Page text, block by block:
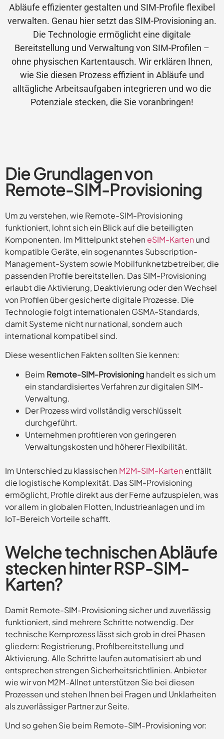
Abläufe effizienter gestalten und SIM-Profile flexibel
verwalten. Genau hier setzt das SIM-Provisioning an.
Die Technologie ermöglicht eine digitale
Bereitstellung und Verwaltung von SIM-Profilen –
ohne physischen Kartentausch. Wir erklären Ihnen,
wie Sie diesen Prozess effizient in Abläufe und
alltägliche Arbeitsaufgaben integrieren und wo die
Potenziale stecken, die Sie voranbringen!
Die Grundlagen von
Remote-SIM-Provisioning
Um zu verstehen, wie Remote-SIM-Provisioning
funktioniert, lohnt sich ein Blick auf die beteiligten
Komponenten. Im Mittelpunkt stehen eSIM-Karten und
kompatible Geräte, ein sogenanntes Subscription-
Management-System sowie Mobilfunknetzbetreiber, die
passenden Profile bereitstellen. Das SIM-Provisioning
erlaubt die Aktivierung, Deaktivierung oder den Wechsel
von Profilen über gesicherte digitale Prozesse. Die
Technologie folgt internationalen GSMA-Standards,
damit Systeme nicht nur national, sondern auch
international kompatibel sind.
Diese wesentlichen Fakten sollten Sie kennen:
Beim Remote-SIM-Provisioning handelt es sich um
ein standardisiertes Verfahren zur digitalen SIM-
Verwaltung.
Der Prozess wird vollständig verschlüsselt
durchgeführt.
Unternehmen profitieren von geringeren
Verwaltungskosten und höherer Flexibilität.
Im Unterschied zu klassischen M2M-SIM-Karten entfällt
die logistische Komplexität. Das SIM-Provisioning
ermöglicht, Profile direkt aus der Ferne aufzuspielen, was
vor allem in globalen Flotten, Industrieanlagen und im
IoT-Bereich Vorteile schafft.
Welche technischen Abläufe
stecken hinter RSP-SIM-
Karten?
Damit Remote-SIM-Provisioning sicher und zuverlässig
funktioniert, sind mehrere Schritte notwendig. Der
technische Kernprozess lässt sich grob in drei Phasen
gliedern: Registrierung, Profilbereitstellung und
Aktivierung. Alle Schritte laufen automatisiert ab und
entsprechen strengen Sicherheitsrichtlinien. Anbieter
wie wir von M2M-Allnet unterstützen Sie bei diesen
Prozessen und stehen Ihnen bei Fragen und Unklarheiten
als zuverlässiger Partner zur Seite.
Und so gehen Sie beim Remote-SIM-Provisioning vor: